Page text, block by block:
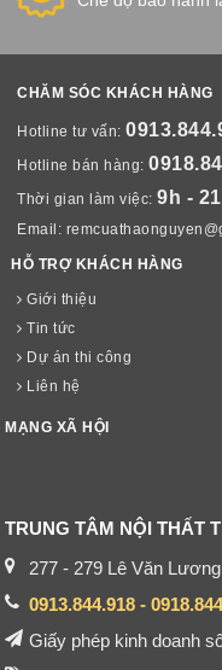
CHĂM SÓC KHÁCH HÀNG
Hotline tư vấn:
Hotline bán hàng:
Thời gian làm việc:9h -
Email:
HỖ TRỢ KHÁCH HÀNG
Giới thiệu
Tin tức
Dự án thi công
Liên hệ
MẠNG XÃ HỘI
TRUNG TÂM NỘI THẤT
277 - 279 Lê Văn
0913.844.918 -
Giấy phép kinh doanh